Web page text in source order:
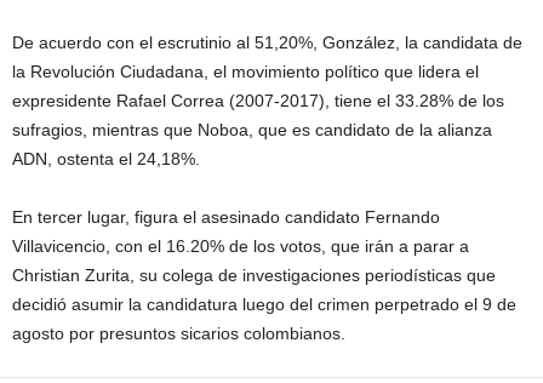
De acuerdo con el escrutinio al 51,20%, González, la candidata de
la Revolución Ciudadana, el movimiento político que lidera el
expresidente Rafael Correa (2007-2017), tiene el 33.28% de los
sufragios, mientras que Noboa, que es candidato de la alianza
ADN, ostenta el 24,18%.
En tercer lugar, figura el asesinado candidato Fernando
Villavicencio, con el 16.20% de los votos, que irán a parar a
Christian Zurita, su colega de investigaciones periodísticas que
decidió asumir la candidatura luego del crimen perpetrado el 9 de
agosto por presuntos sicarios colombianos.